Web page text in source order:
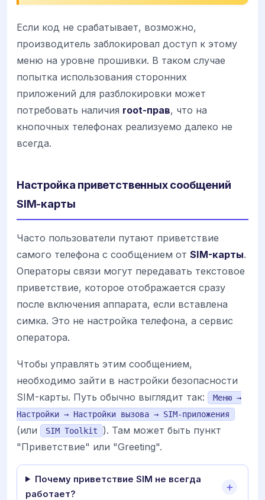
Если код не срабатывает, возможно,
производитель заблокировал доступ к этому
меню на уровне прошивки. В таком случае
попытка использования сторонних
приложений для разблокировки может
потребовать наличия root-прав, что на
кнопочных телефонах реализуемо далеко не
всегда.
Настройка приветственных сообщений
SIM-карты
Часто пользователи путают приветствие
самого телефона с сообщением от SIM-карты.
Операторы связи могут передавать текстовое
приветствие, которое отображается сразу
после включения аппарата, если вставлена
симка. Это не настройка телефона, а сервис
оператора.
Чтобы управлять этим сообщением,
необходимо зайти в настройки безопасности
SIM-карты. Путь обычно выглядит так:
Меню →
Настройки → Настройки вызова → SIM-приложения
(или SIM Toolkit
). Там может быть пункт
"Приветствие" или "Greeting".
Почему приветствие SIM не всегда
работает?